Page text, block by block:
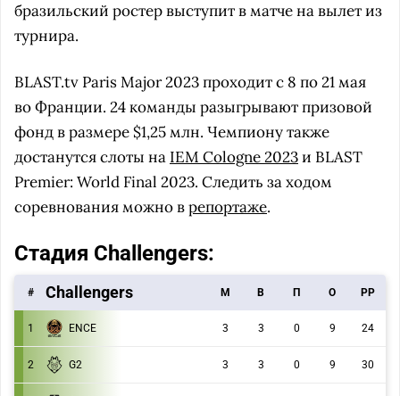
бразильский ростер выступит в матче на вылет из
турнира.
BLAST.tv Paris Major 2023 проходит с 8 по 21 мая
во Франции. 24 команды разыгрывают призовой
фонд в размере $1,25 млн. Чемпиону также
достанутся слоты на IEM Cologne 2023и BLAST
Premier: World Final 2023. Следить за ходом
соревнования можно врепортаже.
Стадия Challengers:
# Challengers M В П О РР
1 ENCE 3 3 0 9 24
2 G2 3 3 0 9 30